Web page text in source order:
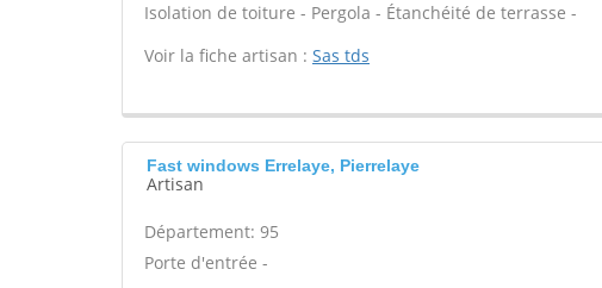
Isolation de toiture - Pergola - Étanchéité de terrasse -
Voir la fiche artisan : Sas tds
Fast windows Errelaye, Pierrelaye
Artisan
Département: 95
Porte d'entrée -